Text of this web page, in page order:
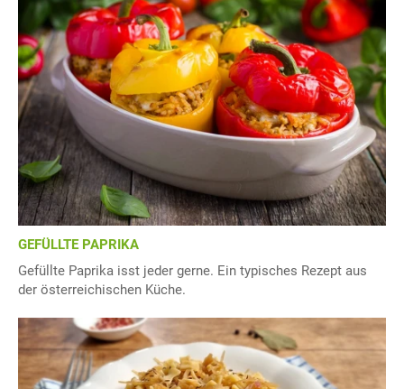
GEFÜLLTE PAPRIKA
Gefüllte Paprika isst jeder gerne. Ein typisches Rezept aus
der österreichischen Küche.